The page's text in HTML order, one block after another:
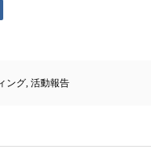
ング, 活動報告